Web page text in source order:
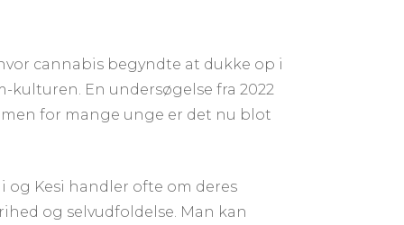
cannabis begyndte at dukke op i
kulturen. En undersøgelse fra 2022
men for mange unge er det nu blot
Kesi handler ofte om deres
og selvudfoldelse. Man kan